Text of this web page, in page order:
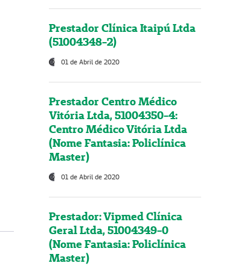
Prestador Clínica Itaipú Ltda
(51004348-2)
01 de Abril de 2020
Prestador Centro Médico
Vitória Ltda, 51004350-4:
Centro Médico Vitória Ltda
(Nome Fantasia: Policlínica
Master)
01 de Abril de 2020
Prestador: Vipmed Clínica
Geral Ltda, 51004349-0
(Nome Fantasia: Policlínica
Master)